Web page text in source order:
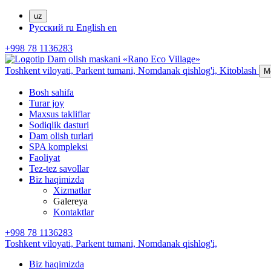
uz
Русский ru English en
+998 78 1136283
Toshkent viloyati, Parkent tumani, Nomdanak qishlog'i, Kitoblash
Bosh sahifa
Turar joy
Maxsus takliflar
Sodiqlik dasturi
Dam olish turlari
SPA kompleksi
Faoliyat
Tez-tez savollar
Biz haqimizda
Xizmatlar
Galereya
Kontaktlar
+998 78 1136283
Toshkent viloyati, Parkent tumani, Nomdanak qishlog'i,
Biz haqimizda